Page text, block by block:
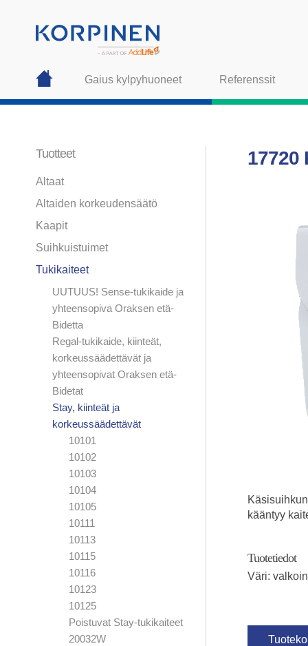
Gaius kylpyhuoneet Referenssit
17720
kääntyy
Tuotetiedot
Väri:
Tuotteet
Altaat
Altaiden korkeudensäätö
Kaapit
Suihkuistuimet
Tukikaiteet
UUTUUS! Sense-tukikaide ja
yhteensopiva Oraksen etä-
Bidetta
Regal-tukikaide, kiinteät,
korkeussäädettävät ja
yhteensopivat Oraksen etä-
Bidetat
Stay, kiinteät ja
korkeussäädettävät
10101
10102
10103
10104
10105
10111
10113
10115
10116
10123
10125
Poistuvat Stay-tukikaiteet
20032W